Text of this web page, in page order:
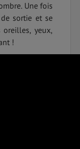
Une fois
sortie et se
yeux,
!